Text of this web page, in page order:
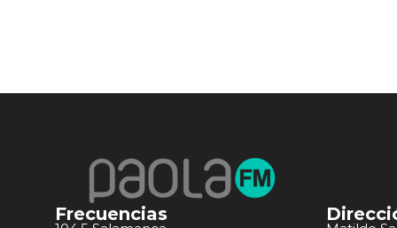
Frecuencias